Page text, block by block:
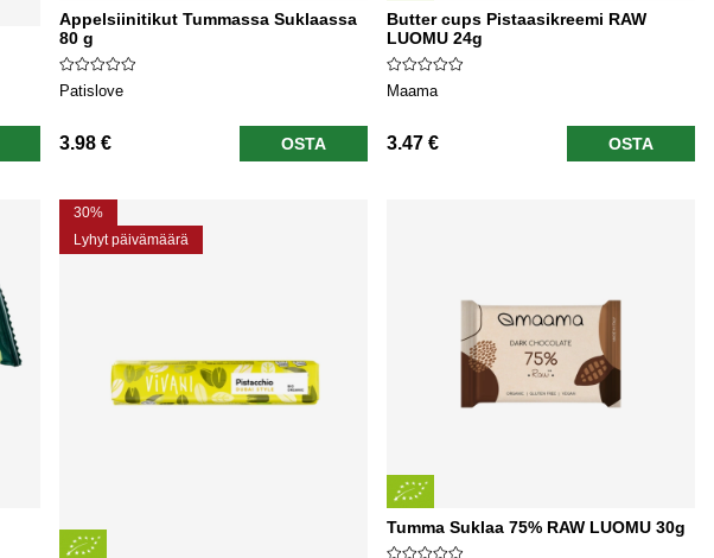
Appelsiinitikut Tummassa Suklaassa
80 g
Patislove
3.98 € OSTA
Butter cups Pistaasikreemi RAW
LUOMU 24g
Maama
3.47 € OSTA
30%
Lyhyt päivämäärä
Tumma Suklaa 75% RAW LUOMU 30g